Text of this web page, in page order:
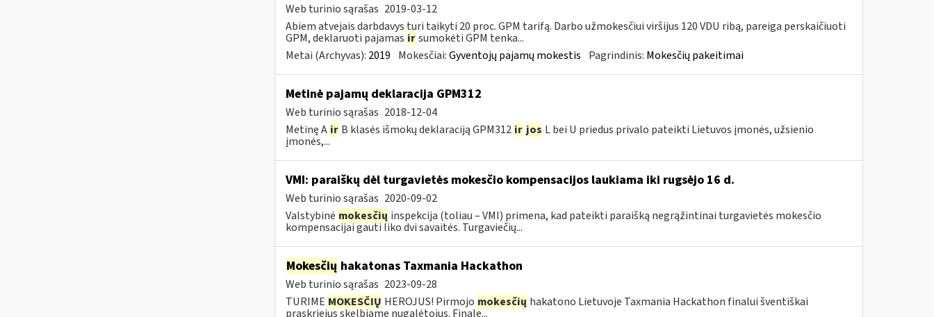
Web turinio sąrašas 2019-03-12
Abiem atvejais darbdavys turi taikyti 20 proc. GPM tarifą. Darbo užmokesčiui viršijus 120 VDU ribą, pareiga perskaičiuoti
GPM, deklaruoti pajamas ir sumokėti GPM tenka...
Metai (Archyvas): 2019 Mokesčiai:Gyventojų pajamų mokestis Pagrindinis: Mokesčių pakeitimai
Metinė pajamų deklaracija GPM312
Web turinio sąrašas 2018-12-04
Metinę A ir B klasės išmokų deklaraciją GPM312 ir jos L bei U priedus privalo pateikti Lietuvos įmonės, užsienio
įmonės,...
VMI: paraiškų dėl turgavietės mokesčio kompensacijos laukiama iki rugsėjo 16 d.
Web turinio sąrašas 2020-09-02
Valstybinė mokesčių inspekcija (toliau – VMI) primena, kad pateikti paraišką negrąžintinai turgavietės mokesčio
kompensacijai gauti liko dvi savaitės. Turgaviečių...
Mokesčių hakatonas Taxmania Hackathon
Web turinio sąrašas 2023-09-28
TURIME MOKESČIŲ HEROJUS! Pirmojo mokesčių hakatono Lietuvoje Taxmania Hackathon finalui šventiškai
praskriejus skelbiame nugalėtojus. Finale...